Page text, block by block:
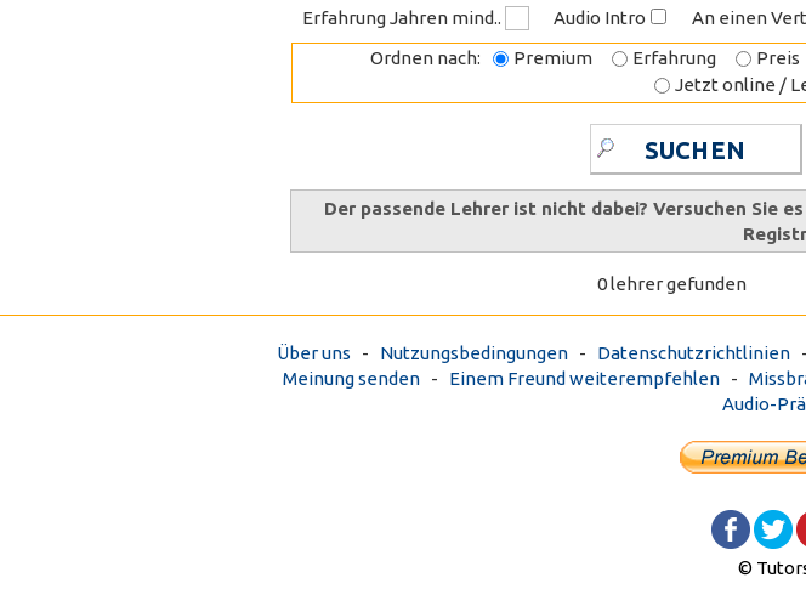
Erfahrung Jahren mind..
Audio Intro
An einen
Ordnen nach:
Premium Erfahrung Preis
Jetzt online /
SUCHEN
Der passende Lehrer ist nicht dabei? Versuchen Sie
0 lehrer gefunden
Über uns - Nutzungsbedingungen - Datenschutzrichtlinien
Meinung senden - Einem Freund weiterempfehlen -
Audio-
©